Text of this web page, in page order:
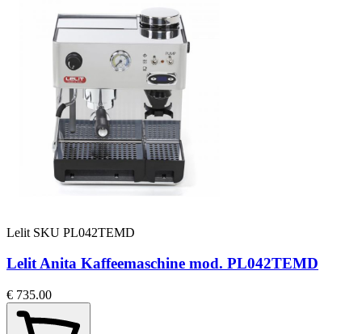
Lelit SKU PL042TEMD
Lelit Anita Kaffeemaschine mod. PL042TEMD
€ 735.00